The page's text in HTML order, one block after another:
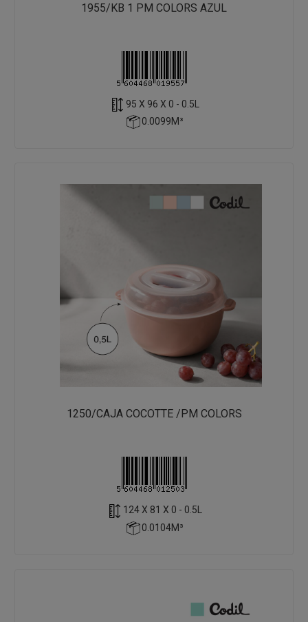
1955/KB 1 PM COLORS AZUL
95 X 96 X 0 - 0.5L
0.0099M³
1250/CAJA COCOTTE /PM COLORS
124 X 81 X 0 - 0.5L
0.0104M³